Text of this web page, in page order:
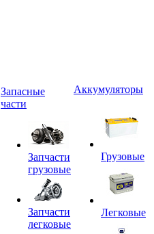
Запасные
части
Запчасти
грузовые
Запчасти
легковые
Аккумуляторы
Грузовые
Легковые